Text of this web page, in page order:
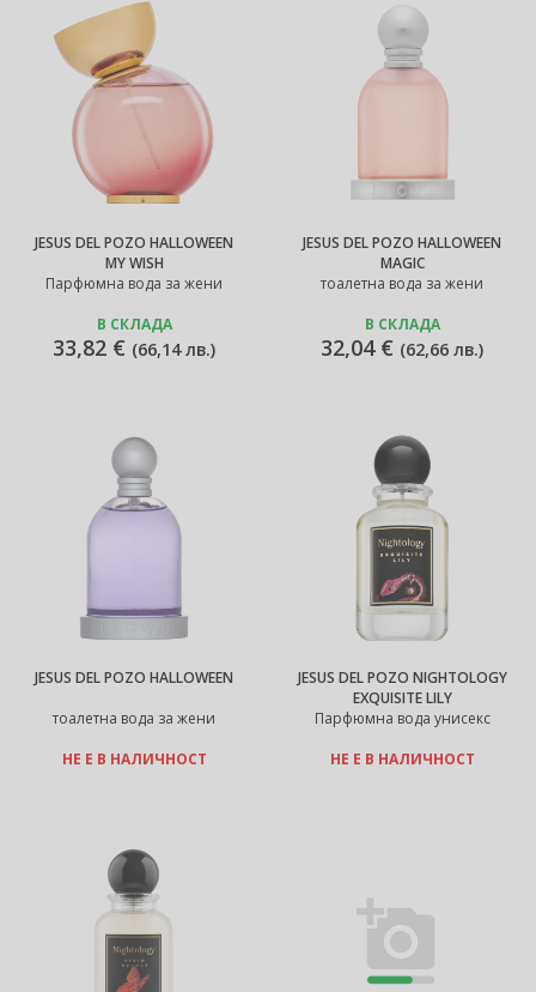
JESUS DEL POZO HALLOWEEN
MY WISH
Парфюмна вода за жени
В СКЛАДА
33,82 € (66,14 лв.)
JESUS DEL POZO HALLOWEEN
MAGIC
тоалетна вода за жени
В СКЛАДА
32,04 € (62,66 лв.)
JESUS DEL POZO HALLOWEEN
тоалетна вода за жени
НЕ Е В НАЛИЧНОСТ
JESUS DEL POZO NIGHTOLOGY
EXQUISITE LILY
Парфюмна вода унисекс
НЕ Е В НАЛИЧНОСТ